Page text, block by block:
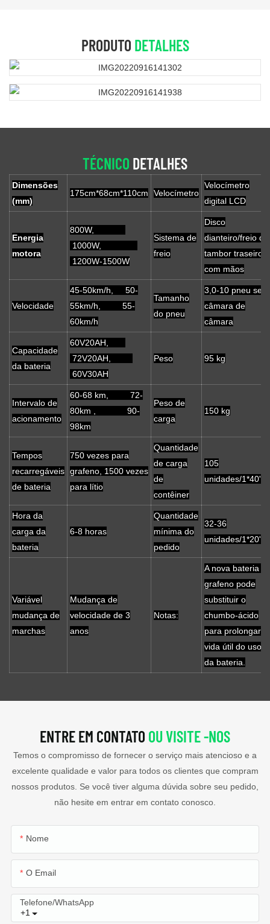
PRODUTO DETALHES
TÉCNICO DETALHES
Dimensões
(mm)
175cm*68cm*110cm Velocímetro
Velocímetro
digital LCD
Energia
motora
800W,
1000W,
1200W-1500W
Sistema de
freio
Disco
dianteiro/freio de
tambor traseiro
com mãos
Velocidade
45-50km/h, 50-
55km/h, 55-
60km/h
Tamanho
do pneu
3,0-10 pneu sem
câmara de
câmara
Capacidade
da bateria
60V20AH,
72V20AH,
60V30AH
Peso 95 kg
Intervalo de
acionamento
60-68 km, 72-
80km , 90-
98km
Peso de
carga
150 kg
Tempos
recarregáveis
​​de bateria
750 vezes para
grafeno, 1500 vezes
para lítio
Quantidade
de carga
de
contêiner
105
unidades/
Hora da
carga da
bateria
6-8 horas
Quantidade
mínima do
pedido
32-36
unidades/1*20'fcl
Variável
mudança de
marchas
Mudança de
velocidade de 3
anos
Notas:
A nova bateria
grafeno pode
substituir o
chumbo-ácido
para prolongar a
vida útil do uso
da bateria.
ENTRE EM CONTATO OU VISITE -NOS
Temos o compromisso de fornecer o serviço mais atencioso e a
excelente qualidade e valor para todos os clientes que compram
nossos produtos. Se você tiver alguma dúvida sobre seu pedido,
não hesite em entrar em contato conosco.
Nome
O Email
+1
Telefone/WhatsApp